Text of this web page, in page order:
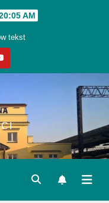
AM
tekst